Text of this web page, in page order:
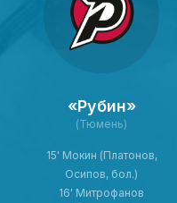
«Рубин»
(Тюмень)
15' Мокин (Платонов,
Осипов, бол.)
16' Митрофанов